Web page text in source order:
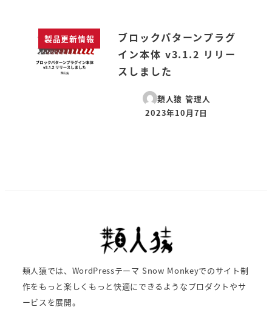
製品更新情報
ブロックパターンプラグ
イン本体 v3.1.2 リリー
スしました
類人猿 管理人
投稿日
2023年10月7日
類人猿では、WordPressテーマ Snow Monkeyでのサイト制
作をもっと楽しくもっと快適にできるようなプロダクトやサ
ービスを展開。